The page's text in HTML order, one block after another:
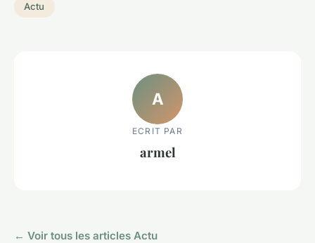
Actu
A
ECRIT PAR
armel
← Voir tous les articles Actu